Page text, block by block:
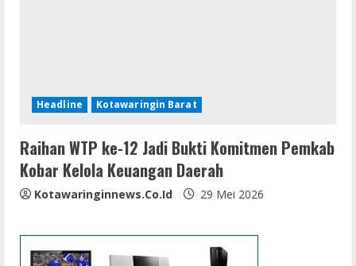
Headline Kotawaringin Barat
Raihan WTP ke-12 Jadi Bukti Komitmen Pemkab
Kobar Kelola Keuangan Daerah
Kotawaringinnews.co.id 29 Mei 2026